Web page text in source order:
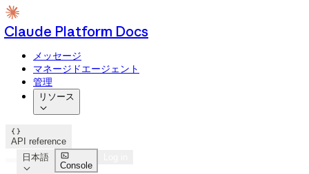
Claude Platform Docs
メッセージ
マネージドエージェント
管理
リソース


API reference
日本語


Console